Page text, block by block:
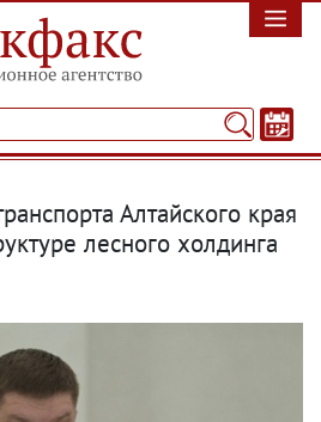
Алтайского края
лесного холдинга